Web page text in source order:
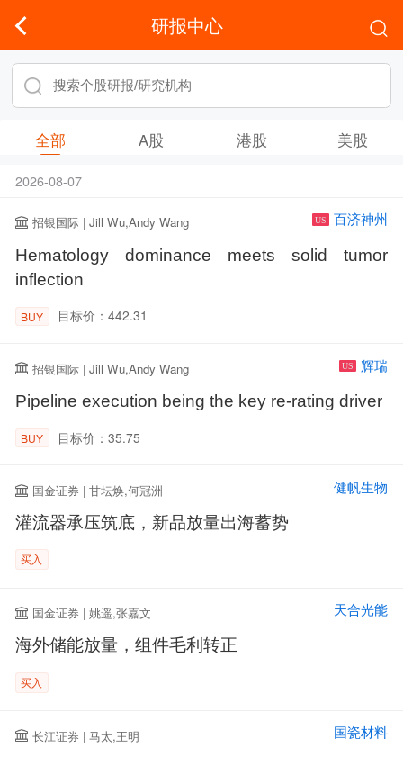
研报中心
全部 A股 港股 美股
2026-08-07
招银国际 | Jill Wu,Andy Wang US 百济神州
Hematology dominance meets solid tumor
inflection
BUY 目标价：442.31
招银国际 | Jill Wu,Andy Wang US 辉瑞
Pipeline execution being the key re-rating driver
BUY 目标价：35.75
国金证券 | 甘坛焕,何冠洲 健帆生物
灌流器承压筑底，新品放量出海蓄势
买入
国金证券 | 姚遥,张嘉文 天合光能
海外储能放量，组件毛利转正
买入
长江证券 | 马太,王明 国瓷材料